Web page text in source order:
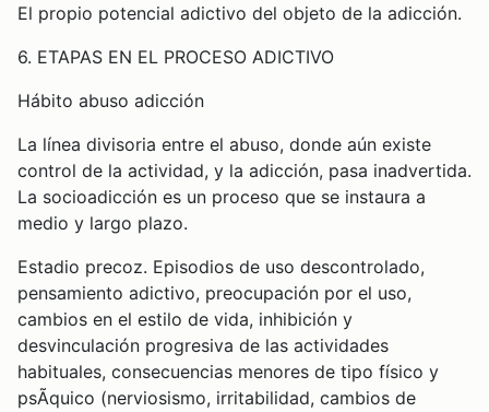
El propio potencial adictivo del objeto de la adicción.
6. ETAPAS EN EL PROCESO ADICTIVO
Hábito abuso adicción
La línea divisoria entre el abuso, donde aún existe
control de la actividad, y la adicción, pasa inadvertida.
La socioadicción es un proceso que se instaura a
medio y largo plazo.
Estadio precoz. Episodios de uso descontrolado,
pensamiento adictivo, preocupación por el uso,
cambios en el estilo de vida, inhibición y
desvinculación progresiva de las actividades
habituales, consecuencias menores de tipo físico y
psÃ­quico (nerviosismo, irritabilidad, cambios de